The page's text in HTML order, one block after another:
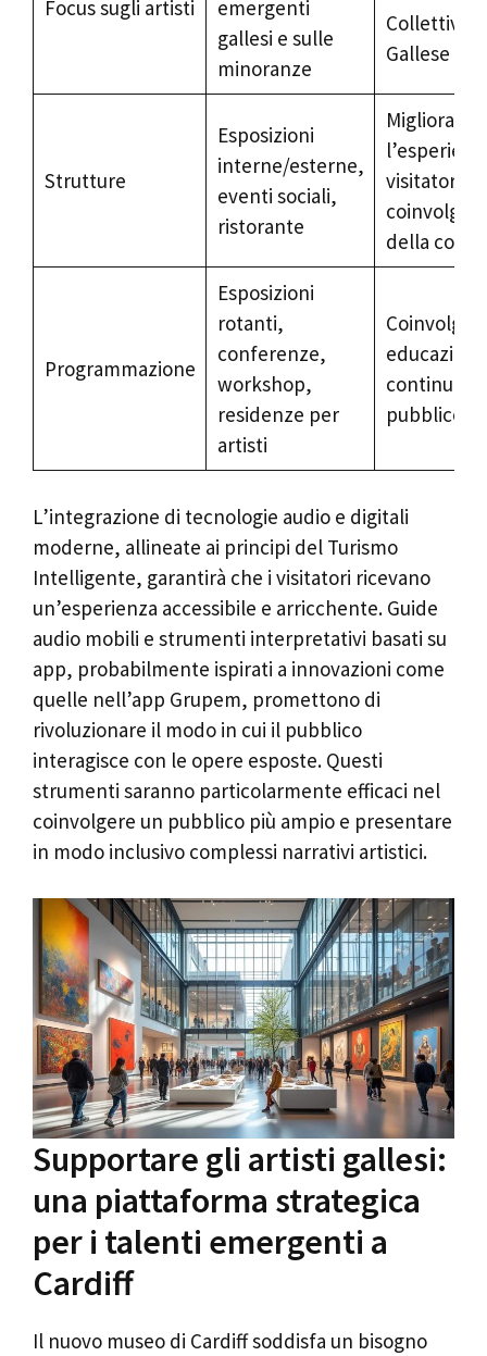
Focus sugli artisti
emergenti
gallesi e sulle
minoranze
Collettivo
Gallese
Strutture
Esposizioni
interne/esterne,
eventi sociali,
ristorante
Migliora
visitatori e
della
Programmazione
Esposizioni
rotanti,
conferenze,
workshop,
residenze per
artisti
educazione
continua
pubblico
L’integrazione di tecnologie audio e digitali
moderne, allineate ai principi del Turismo
Intelligente, garantirà che i visitatori ricevano
un’esperienza accessibile e arricchente. Guide
audio mobili e strumenti interpretativi basati su
app, probabilmente ispirati a innovazioni come
quelle nell’app Grupem, promettono di
rivoluzionare il modo in cui il pubblico
interagisce con le opere esposte. Questi
strumenti saranno particolarmente efficaci nel
coinvolgere un pubblico più ampio e presentare
in modo inclusivo complessi narrativi artistici.
Supportare gli artisti gallesi:
una piattaforma strategica
per i talenti emergenti a
Cardiff
Il nuovo museo di Cardiff soddisfa un bisogno